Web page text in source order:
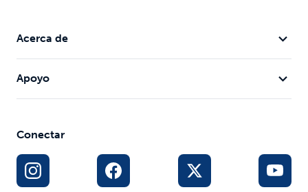
Acerca de
Apoyo
Conectar